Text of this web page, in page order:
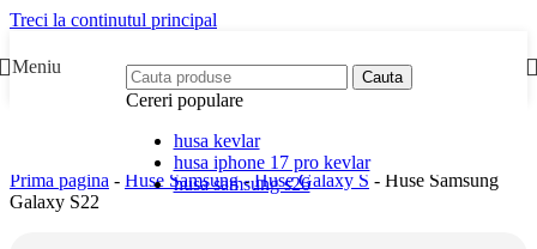
Treci la continutul principal
Meniu Cauta
Cereri populare
husa kevlar
husa iphone 17 pro kevlar
husa samsung s26
Prima pagina - Huse Samsung-Huse Galaxy S - Huse Samsung
Galaxy S22